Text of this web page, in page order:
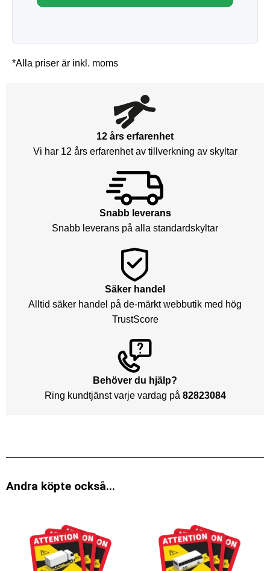
*Alla priser är inkl. moms
12 års erfarenhet
Vi har 12 års erfarenhet av tillverkning av skyltar
Snabb leverans
Snabb leverans på alla standardskyltar
Säker handel
Alltid säker handel på de-märkt webbutik med hög
TrustScore
Behöver du hjälp?
Ring kundtjänst varje vardag på 82823084
Andra köpte också...